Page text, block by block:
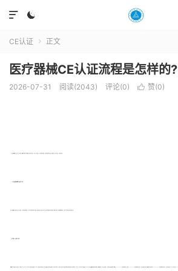


CE认证  正文
医疗器械CE认证流程是怎样的?
2026-07-31 阅读(2043) 评论(0)  赞(0)